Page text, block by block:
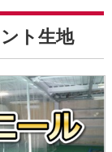
ト生地